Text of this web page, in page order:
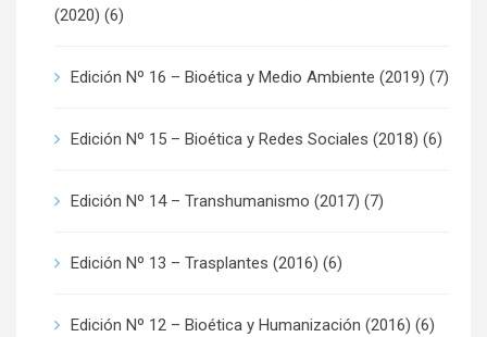
(2020) (6)
Edición Nº 16 – Bioética y Medio Ambiente (2019) (7)
Edición Nº 15 – Bioética y Redes Sociales (2018) (6)
Edición Nº 14 – Transhumanismo (2017) (7)
Edición Nº 13 – Trasplantes (2016) (6)
Edición Nº 12 – Bioética y Humanización (2016) (6)